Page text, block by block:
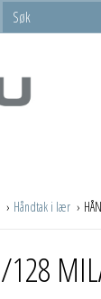
Håndtak i lær
128